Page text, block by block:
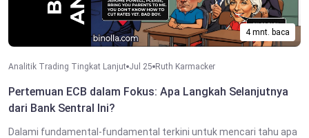
4 mnt. baca
Analitik Trading Tingkat Lanjut Jul 25 Ruth Karmacker
Pertemuan ECB dalam Fokus: Apa Langkah Selanjutnya
dari Bank Sentral Ini?
Dalami fundamental-fundamental terkini untuk mencari tahu apa